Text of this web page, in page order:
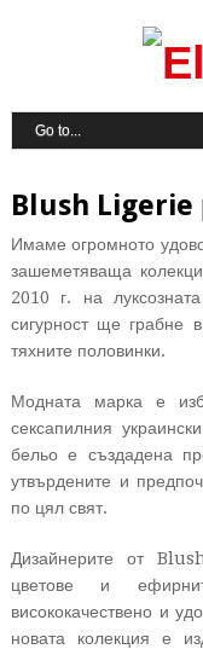
Blush Ligerie
Имаме огромното
зашеметяваща
2010 г. на
сигурност ще грабне
тяхните половинки.
Модната марка е
сексапилния
бельо е създадена
утвърдените и
по цял свят.
Дизайнерите от
цветове и
висококачествено и
новата колекция е